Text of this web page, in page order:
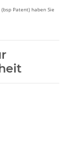
Patent) haben Sie